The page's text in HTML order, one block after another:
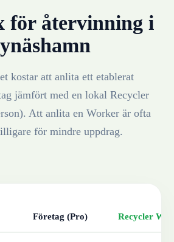
för återvinning i
kostar att anlita ett etablerat
jämfört med en lokal Recycler
Att anlita en Worker är ofta
för mindre uppdrag.
Företag (Pro) Recycler